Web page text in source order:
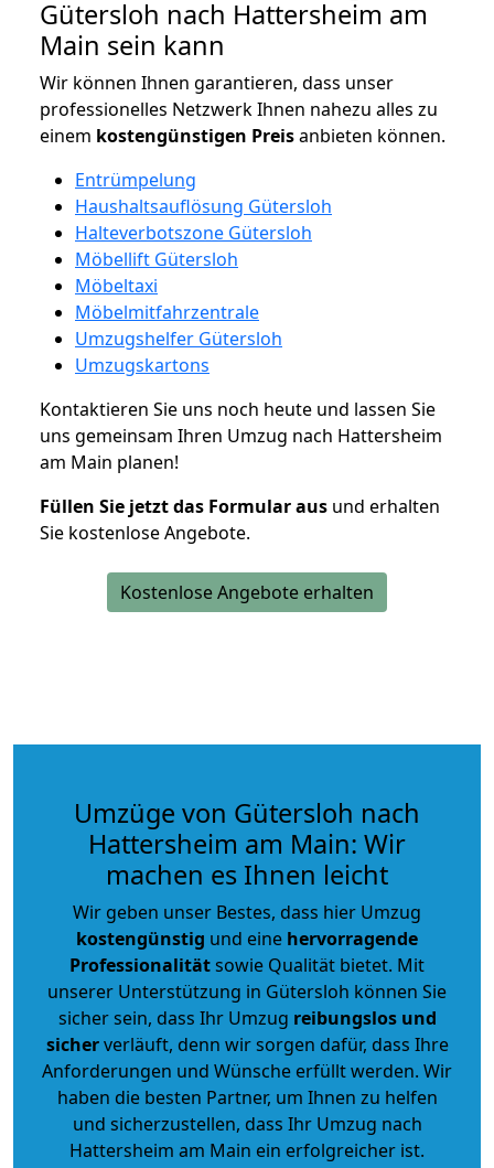
Gütersloh nach Hattersheim am
Main sein kann
Wir können Ihnen garantieren, dass unser
professionelles Netzwerk Ihnen nahezu alles zu
einem kostengünstigen Preisanbieten können.
Entrümpelung
Haushaltsauflösung Gütersloh
Halteverbotszone Gütersloh
Möbellift Gütersloh
Möbeltaxi
Möbelmitfahrzentrale
Umzugshelfer Gütersloh
Umzugskartons
Kontaktieren Sie uns noch heute und lassen Sie
uns gemeinsam Ihren Umzug nach Hattersheim
am Main planen!
Füllen Sie jetzt das Formular aus und erhalten
Sie kostenlose Angebote.
Kostenlose Angebote erhalten
Umzüge von Gütersloh nach
Hattersheim am Main: Wir
machen es Ihnen leicht
Wir geben unser Bestes, dass hier Umzug
kostengünstig und eine hervorragende
Professionalitätsowie Qualität bietet. Mit
unserer Unterstützung in Gütersloh können Sie
sicher sein, dass Ihr Umzug reibungslos und
sicherverläuft, denn wir sorgen dafür, dass Ihre
Anforderungen und Wünsche erfüllt werden. Wir
haben die besten Partner, um Ihnen zu helfen
und sicherzustellen, dass Ihr Umzug nach
Hattersheim am Main ein erfolgreicher ist.